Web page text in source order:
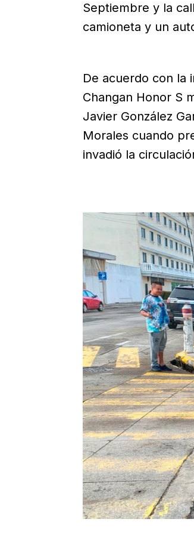
Septiembre y la
camioneta y un
De acuerdo con la
Changan Honor S
Javier González
Morales cuando
invadió la